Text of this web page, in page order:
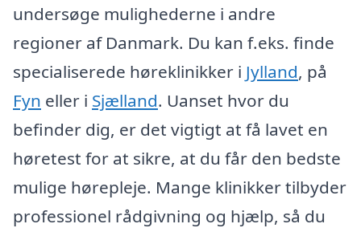
undersøge mulighederne i andre
regioner af Danmark. Du kan f.eks. finde
specialiserede høreklinikker i Jylland, på
Fyn eller i Sjælland. Uanset hvor du
befinder dig, er det vigtigt at få lavet en
høretest for at sikre, at du får den bedste
mulige hørepleje. Mange klinikker tilbyder
professionel rådgivning og hjælp, så du